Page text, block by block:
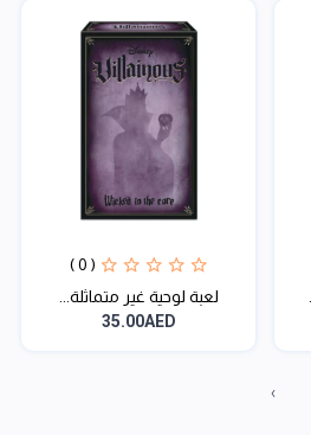
( 0 )
لعبة لوحية غير متماثلة...
35.00AED
›